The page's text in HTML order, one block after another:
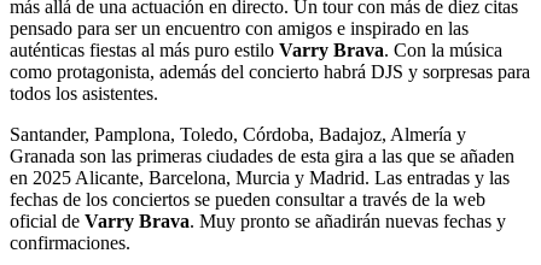
más allá de una actuación en directo. Un tour con más de diez citas
pensado para ser un encuentro con amigos e inspirado en las
auténticas fiestas al más puro estilo Varry Brava. Con la música
como protagonista, además del concierto habrá DJS y sorpresas para
todos los asistentes.
Santander, Pamplona, Toledo, Córdoba, Badajoz, Almería y
Granada son las primeras ciudades de esta gira a las que se añaden
en 2025 Alicante, Barcelona, Murcia y Madrid. Las entradas y las
fechas de los conciertos se pueden consultara través de la web
oficial de Varry Brava. Muy pronto se añadirán nuevas fechas y
confirmaciones.